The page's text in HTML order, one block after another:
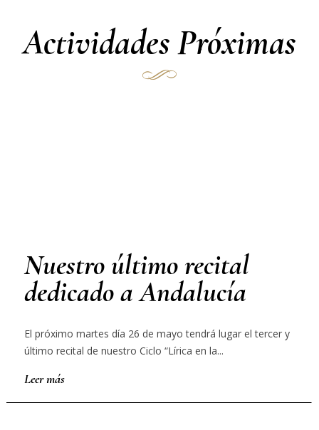
Actividades Próximas
Nuestro último recital
dedicado a Andalucía
El próximo martes día 26 de mayo tendrá lugar el tercer y
último recital de nuestro Ciclo “Lírica en la...
Leer más